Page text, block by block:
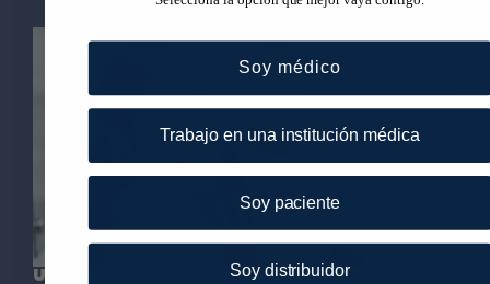
Ubicación
Soy médico
Trabajo en una institución médica
Soy paciente
Soy distribuidor